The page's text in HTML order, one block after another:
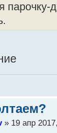
парочку-
» 19 апр